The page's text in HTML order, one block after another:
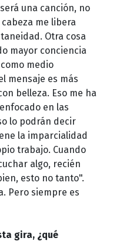
una canción, no
me libera
Otra cosa
mayor conciencia
medio
mensaje es más
belleza. Eso me ha
en las
lo podrán decir
la imparcialidad
trabajo. Cuando
algo, recién
esto no tanto".
Pero siempre es
gira, ¿qué